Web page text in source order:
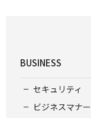
BUSINESS
セキュリティ
ビジネスマナー